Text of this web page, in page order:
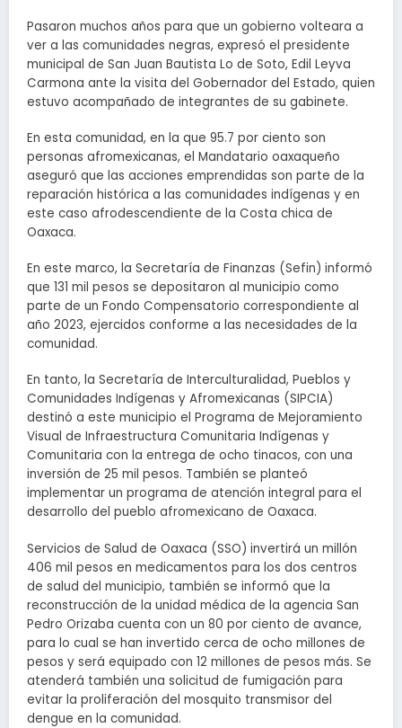
Pasaron muchos años para que un gobierno volteara a
ver a las comunidades negras, expresó el presidente
municipal de San Juan Bautista Lo de Soto, Edil Leyva
Carmona ante la visita del Gobernador del Estado, quien
estuvo acompañado de integrantes de su gabinete.
En esta comunidad, en la que 95.7 por ciento son
personas afromexicanas, el Mandatario oaxaqueño
aseguró que las acciones emprendidas son parte de la
reparación histórica a las comunidades indígenas y en
este caso afrodescendiente de la Costa chica de
Oaxaca.
En este marco, la Secretaría de Finanzas (Sefin) informó
que 131 mil pesos se depositaron al municipio como
parte de un Fondo Compensatorio correspondiente al
año 2023, ejercidos conforme a las necesidades de la
comunidad.
En tanto, la Secretaría de Interculturalidad, Pueblos y
Comunidades Indígenas y Afromexicanas (SIPCIA)
destinó a este municipio el Programa de Mejoramiento
Visual de Infraestructura Comunitaria Indígenas y
Comunitaria con la entrega de ocho tinacos, con una
inversión de 25 mil pesos. También se planteó
implementar un programa de atención integral para el
desarrollo del pueblo afromexicano de Oaxaca.
Servicios de Salud de Oaxaca (SSO) invertirá un millón
406 mil pesos en medicamentos para los dos centros
de salud del municipio, también se informó que la
reconstrucción de la unidad médica de la agencia San
Pedro Orizaba cuenta con un 80 por ciento de avance,
para lo cual se han invertido cerca de ocho millones de
pesos y será equipado con 12 millones de pesos más. Se
atenderá también una solicitud de fumigación para
evitar la proliferación del mosquito transmisor del
dengue en la comunidad.